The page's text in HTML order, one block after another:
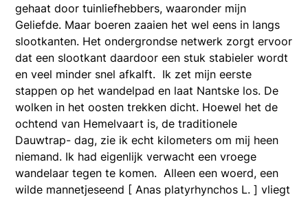
gehaat door tuinliefhebbers, waaronder mijn
Geliefde. Maar boeren zaaien het wel eens in langs
slootkanten. Het ondergrondse netwerk zorgt ervoor
dat een slootkant daardoor een stuk stabieler wordt
en veel minder snel afkalft. Ik zet mijn eerste
stappen op het wandelpad en laat Nantske los. De
wolken in het oosten trekken dicht. Hoewel het de
ochtend van Hemelvaart is, de traditionele
Dauwtrap- dag, zie ik echt kilometers om mij heen
niemand. Ik had eigenlijk verwacht een vroege
wandelaar tegen te komen. Alleen een woerd, een
wilde mannetjeseend [ Anas platyrhynchos L. ] vliegt